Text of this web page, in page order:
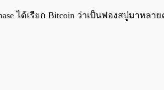
ได้เรียก Bitcoin ว่าเป็นฟองสบู่มาห